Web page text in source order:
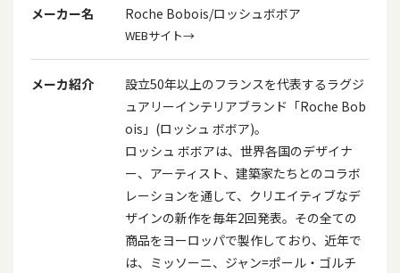
メーカー名 Roche Bobois/ロッシュボボア
WEBサイト→
メーカ紹介
設立50年以上のフランスを代表するラグジ
ュアリーインテリアブランド「Roche Bob
ois」(ロッシュ ボボア)。
ロッシュ ボボアは、世界各国のデザイナ
ー、アーティスト、建築家たちとのコラボ
レーションを通して、クリエイティブなデ
ザインの新作を毎年2回発表。その全ての
商品をヨーロッパで製作しており、近年で
は、ミッソーニ、ジャン=ポール・ゴルチ